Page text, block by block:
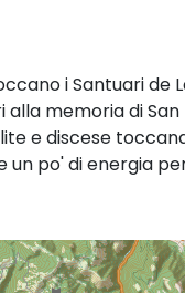
i Santuari de
alla memoria di San
e discese
un po' di energia